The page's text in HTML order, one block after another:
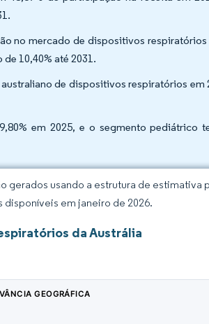
no mercado de dispositivos
10,40% até 2031.
de dispositivos respiratórios em
em 2025, e o segmento pediátrico
gerados usando a estrutura de estimativa
em janeiro de 2026.
da Austrália
GEOGRÁFICA